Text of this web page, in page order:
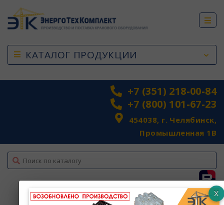
КАТАЛОГ ПРОДУКЦИИ
+7 (351) 218-00-84
+7 (800) 101-67-23
454038, г. Челябинск,
Промышленная 1В
top